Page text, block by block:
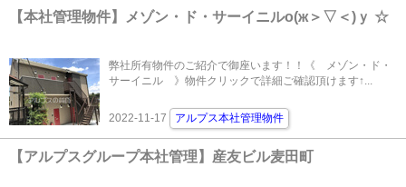
【本社管理物件】メゾン・ド・サーイニルо(ж＞▽＜)ｙ ☆
弊社所有物件のご紹介で御座います！！《 メゾン・ド・
サーイニル 》物件クリックで詳細ご確認頂けます↑...
2022-11-17 アルプス本社管理物件
【アルプスグループ本社管理】産友ビル麦田町